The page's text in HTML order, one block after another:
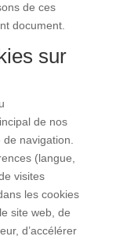
de ces
document.
sur
de nos
de navigation.
(langue,
visites
les cookies
site web, de
d’accélérer